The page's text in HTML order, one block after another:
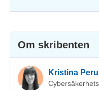
Om skribenten
Kristina